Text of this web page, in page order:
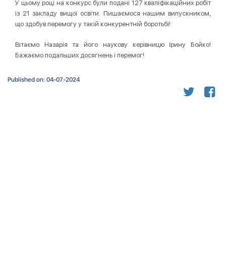
У цьому році на конкурс були подані 127 кваліфікаційних робіт
із 21 закладу вищої освіти. Пишаємося нашим випускником,
що здобув перемогу у такій конкурентній боротьбі!
Вітаємо Назарія та його наукову керівницю Ірину Бойко!
Бажаємо подальших досягнень і перемог!
Published on: 04-07-2024